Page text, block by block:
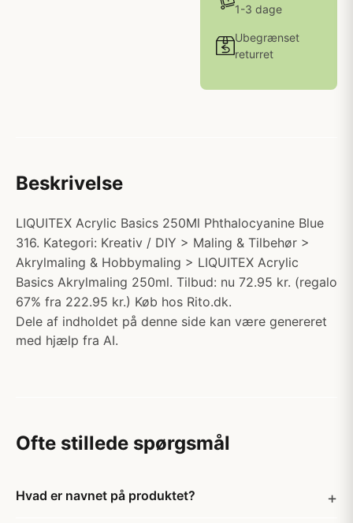
1-3 dage
Ubegrænset
returret
Beskrivelse
LIQUITEX Acrylic Basics 250Ml Phthalocyanine Blue
316. Kategori: Kreativ / DIY > Maling & Tilbehør >
Akrylmaling & Hobbymaling > LIQUITEX Acrylic
Basics Akrylmaling 250ml. Tilbud: nu 72.95 kr. (regalo
67% fra 222.95 kr.) Køb hos Rito.dk.
Dele af indholdet på denne side kan være genereret
med hjælp fra AI.
Ofte stillede spørgsmål
Hvad er navnet på produktet?